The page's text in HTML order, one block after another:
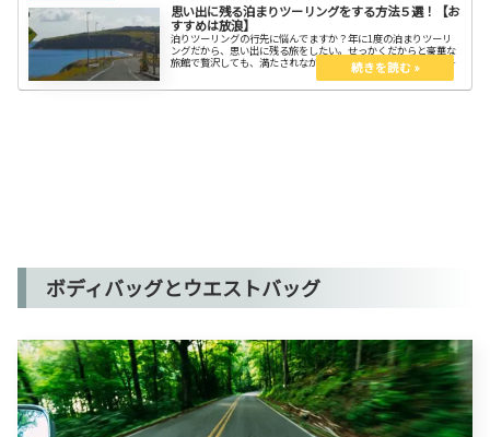
思い出に残る泊まりツーリングをする方法５選！【お
すすめは放浪】
泊りツーリングの行先に悩んでますか？年に1度の泊まりツーリ
ングだから、思い出に残る旅をしたい。せっかくだからと豪華な
旅館で贅沢しても、満たされなかったりしませんか。工程表どお
りに移動したって楽しいはずがない。修学旅行じゃないからね。
自由に行こう。
ボディバッグとウエストバッグ